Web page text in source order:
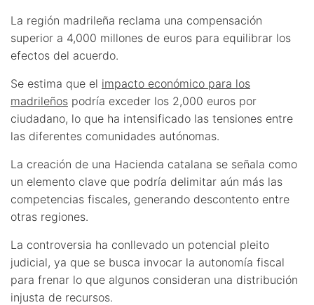
La región madrileña reclama una compensación
superior a 4,000 millones de euros para equilibrar los
efectos del acuerdo.
Se estima que el impacto económico para los
madrileños podría exceder los 2,000 euros por
ciudadano, lo que ha intensificado las tensiones entre
las diferentes comunidades autónomas.
La creación de una Hacienda catalana se señala como
un elemento clave que podría delimitar aún más las
competencias fiscales, generando descontento entre
otras regiones.
La controversia ha conllevado un potencial pleito
judicial, ya que se busca invocar la autonomía fiscal
para frenar lo que algunos consideran una distribución
injusta de recursos.